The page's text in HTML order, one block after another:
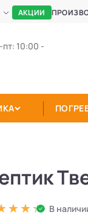
АКЦИИ
10:00 -
В